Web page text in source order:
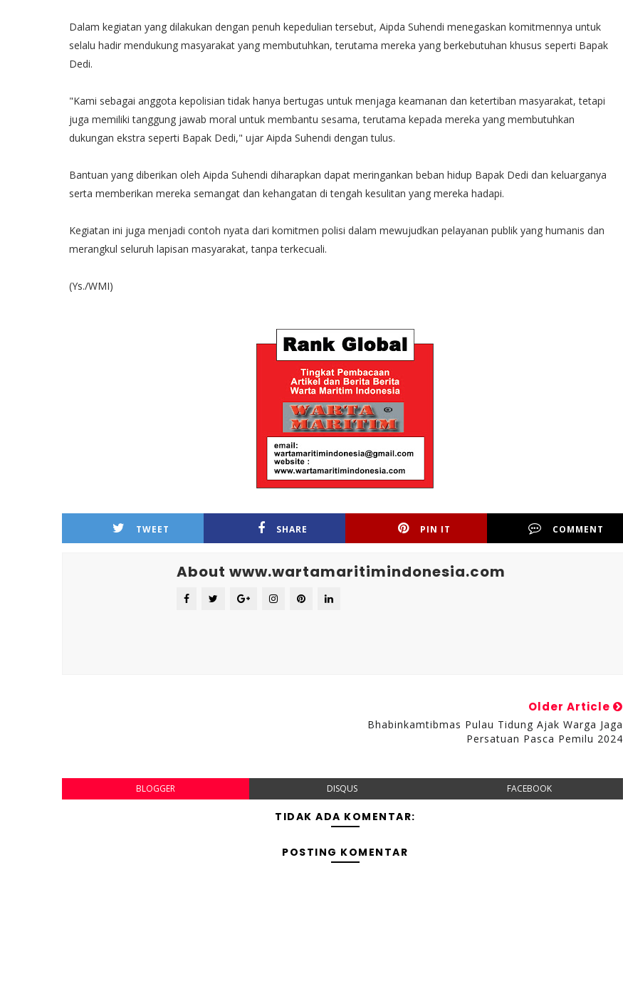
Dalam kegiatan yang dilakukan dengan penuh kepedulian tersebut, Aipda Suhendi menegaskan komitmennya untuk
selalu hadir mendukung masyarakat yang membutuhkan, terutama mereka yang berkebutuhan khusus seperti Bapak
Dedi.
"Kami sebagai anggota kepolisian tidak hanya bertugas untuk menjaga keamanan dan ketertiban masyarakat, tetapi
juga memiliki tanggung jawab moral untuk membantu sesama, terutama kepada mereka yang membutuhkan
dukungan ekstra seperti Bapak Dedi," ujar Aipda Suhendi dengan tulus.
Bantuan yang diberikan oleh Aipda Suhendi diharapkan dapat meringankan beban hidup Bapak Dedi dan keluarganya
serta memberikan mereka semangat dan kehangatan di tengah kesulitan yang mereka hadapi.
Kegiatan ini juga menjadi contoh nyata dari komitmen polisi dalam mewujudkan pelayanan publik yang humanis dan
merangkul seluruh lapisan masyarakat, tanpa terkecuali.
(Ys./WMI)
TWEET SHARE PIN IT COMMENT
About www.wartamaritimindonesia.com
Older Article
Bhabinkamtibmas Pulau Tidung Ajak Warga Jaga
Persatuan Pasca Pemilu 2024
BLOGGER DISQUS FACEBOOK
TIDAK ADA KOMENTAR:
POSTING KOMENTAR